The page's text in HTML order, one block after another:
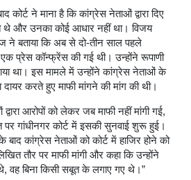
कोर्ट ने माना है कि कांग्रेस नेताओं द्वारा दिए
थे और उनका कोई आधार नहीं था। विजय
ने बताया कि अब से दो-तीन साल पहले
प्रेस कॉन्फ्रेंस की गई थी। उन्होंने रूपाणी
था। इस मामले में उन्होंने कांग्रेस नेताओं के
करते हुए माफी मांगने की मांग की थी।
आरोपों को लेकर जब माफी नहीं मांगी गई,
पर गांधीनगर कोर्ट में इसकी सुनवाई शुरू हुई।
बाद कांग्रेस नेताओं को कोर्ट में हाजिर होने को
तौर पर माफी मांगी और कहा कि उन्होंने
वह बिना किसी सबूत के लगाए गए थे।”